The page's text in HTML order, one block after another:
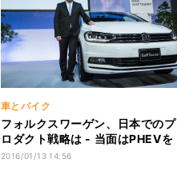
車とバイク
フォルクスワーゲン、日本でのプ
ロダクト戦略は - 当面はPHEVを
主軸に展開
2016/01/13 14:56